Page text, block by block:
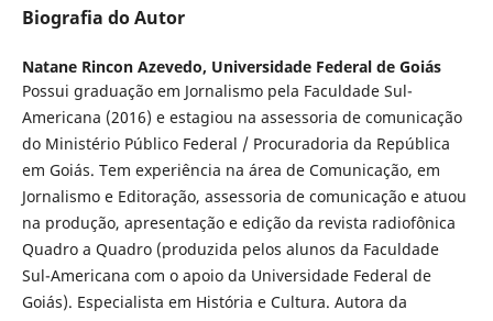
Biografia do Autor
Natane Rincon Azevedo, Universidade Federal de Goiás
Possui graduação em Jornalismo pela Faculdade Sul-
Americana (2016) e estagiou na assessoria de comunicação
do Ministério Público Federal / Procuradoria da República
em Goiás. Tem experiência na área de Comunicação, em
Jornalismo e Editoração, assessoria de comunicação e atuou
na produção, apresentação e edição da revista radiofônica
Quadro a Quadro (produzida pelos alunos da Faculdade
Sul-Americana com o apoio da Universidade Federal de
Goiás). Especialista em História e Cultura. Autora da